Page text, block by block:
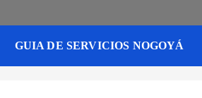
GUIA DE SERVICIOS NOGOYÁ